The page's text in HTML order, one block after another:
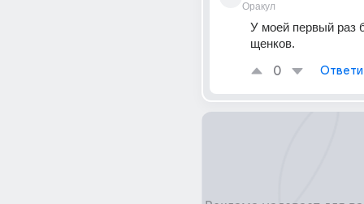
Оракул
У моей первый раз
щенков.
0